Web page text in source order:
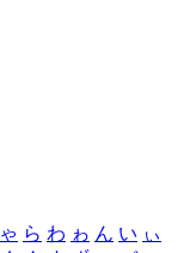
ゃ ら わ ゎ ん い ぃ